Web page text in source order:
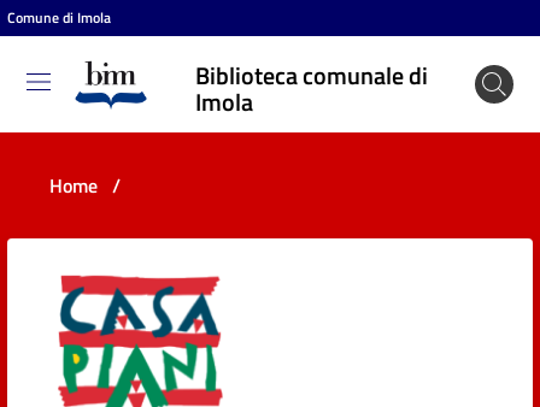
Vai al contenuto
Vai alla navigazione
Vai al footer
Comune di Imola
Biblioteca comunale di
Imola
Biblioteca
comunale
Entra
puoi
Home /